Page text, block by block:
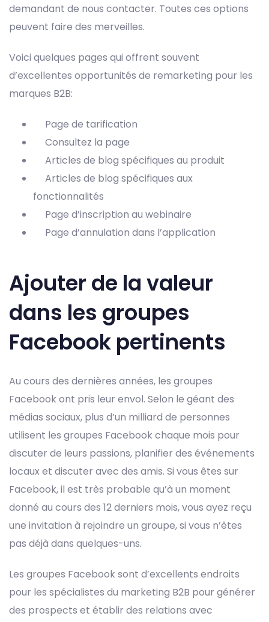
demandant de nous contacter. Toutes ces options
peuvent faire des merveilles.
Voici quelques pages qui offrent souvent
d’excellentes opportunités de remarketing pour les
marques B2B:
Page de tarification
Consultez la page
Articles de blog spécifiques au produit
Articles de blog spécifiques aux
fonctionnalités
Page d’inscription au webinaire
Page d’annulation dans l’application
Ajouter de la valeur
dans les groupes
Facebook pertinents
Au cours des dernières années, les groupes
Facebook ont ​​pris leur envol. Selon le géant des
médias sociaux, plus d’un milliard de personnes
utilisent les groupes Facebook chaque mois pour
discuter de leurs passions, planifier des événements
locaux et discuter avec des amis. Si vous êtes sur
Facebook, il est très probable qu’à un moment
donné au cours des 12 derniers mois, vous ayez reçu
une invitation à rejoindre un groupe, si vous n’êtes
pas déjà dans quelques-uns.
Les groupes Facebook sont d’excellents endroits
pour les spécialistes du marketing B2B pour générer
des prospects et établir des relations avec